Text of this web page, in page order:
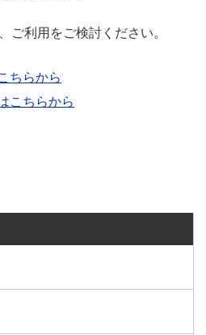
ご利用をご検討ください。
ちらから
こちらから